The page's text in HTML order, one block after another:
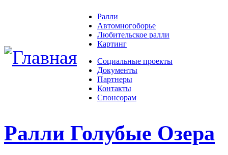
Ралли
Автомногоборье
Любительское ралли
Картинг
Социальные проекты
Документы
Партнеры
Контакты
Спонсорам
Ралли Голубые Озера